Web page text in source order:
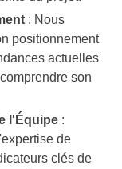
: Nous
positionnement
actuelles
son
l'Équipe :
de
clés de